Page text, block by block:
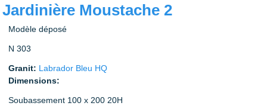
Jardinière Moustache 2
Modèle déposé
N 303
Granit: Labrador Bleu HQ
Dimensions:
Soubassement 100 x 200 20H